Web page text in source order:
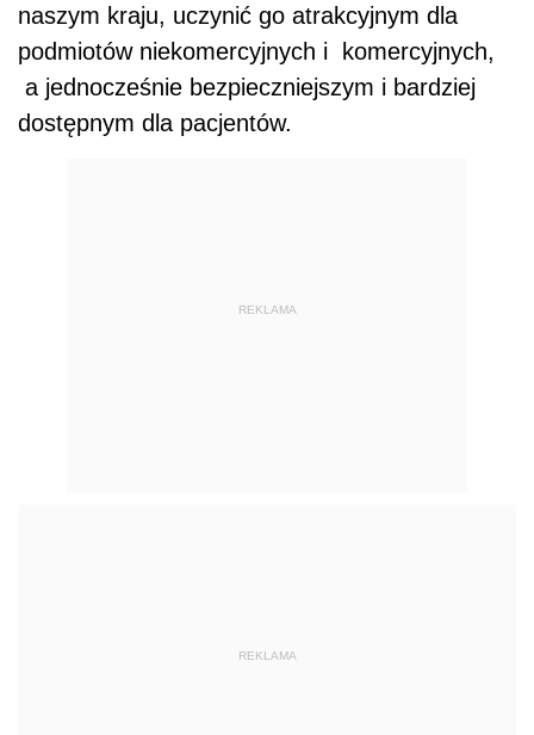
naszym kraju, uczynić go atrakcyjnym dla
podmiotów niekomercyjnych i komercyjnych,
a jednocześnie bezpieczniejszym i bardziej
dostępnym dla pacjentów.
REKLAMA
REKLAMA